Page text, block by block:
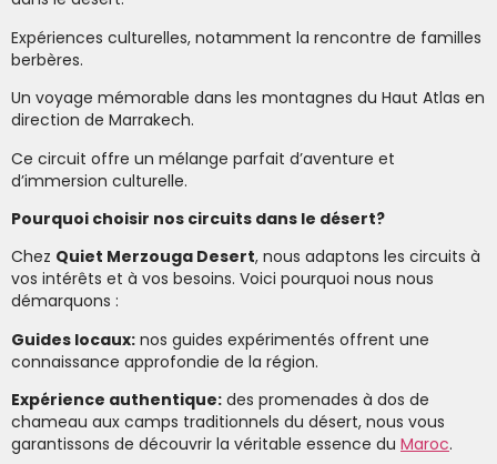
Expériences culturelles, notamment la rencontre de familles
berbères.
Un voyage mémorable dans les montagnes du Haut Atlas en
direction de Marrakech.
Ce circuit offre un mélange parfait d’aventure et
d’immersion culturelle.
Pourquoi choisir nos circuits dans le désert?
Chez Quiet Merzouga Desert, nous adaptons les circuits à
vos intérêts et à vos besoins. Voici pourquoi nous nous
démarquons :
Guides locaux: nos guides expérimentés offrent une
connaissance approfondie de la région.
Expérience authentique: des promenades à dos de
chameau aux camps traditionnels du désert, nous vous
garantissons de découvrir la véritable essence du Maroc.